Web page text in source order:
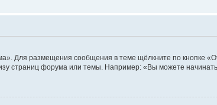
Для размещения сообщения в теме щёлкните по кнопке
страниц форума или темы. Например: «Вы можете